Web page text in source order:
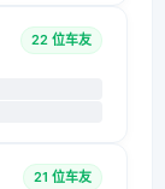
22 位车友
21 位车友